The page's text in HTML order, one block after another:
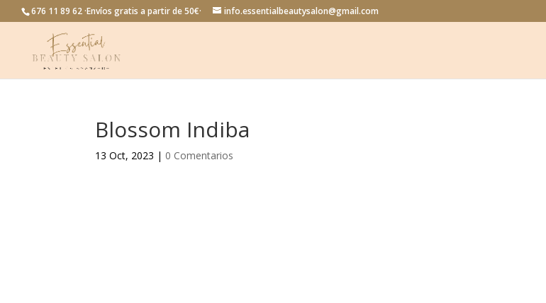
676 11 89 62 ·Envíos gratis a partir de 50€· info.essentialbeautysalon@gmail.com
Blossom Indiba
13 Oct, 2023 | 0 Comentarios